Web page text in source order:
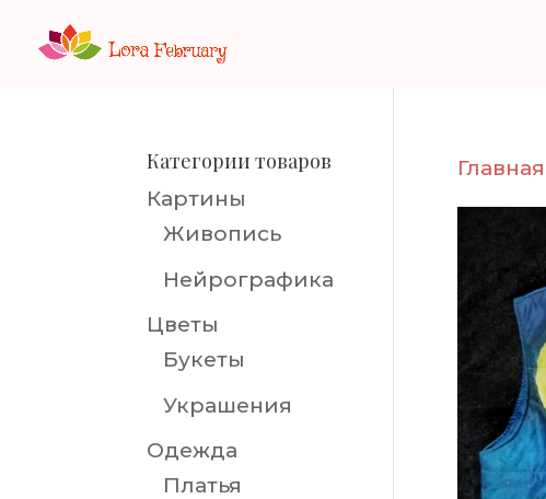
Главная
Категории товаров
Картины
Живопись
Нейрографика
Цветы
Букеты
Украшения
Одежда
Платья